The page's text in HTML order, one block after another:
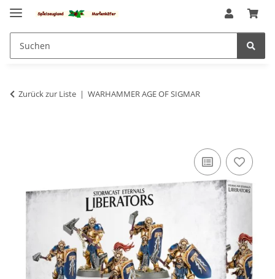
Zurück zur Liste WARHAMMER AGE OF SIGMAR